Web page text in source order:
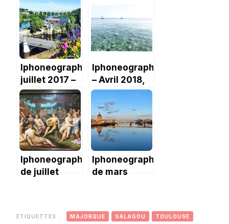
loose
Iphoneography:
juillet 2017 –
les vacances!
Iphoneography
– Avril 2018,
le retour du
soleil
Iphoneography
de juillet
Iphoneography
de mars
ÉTIQUETTES : MAJORQUE SALAGOU TOULOUSE